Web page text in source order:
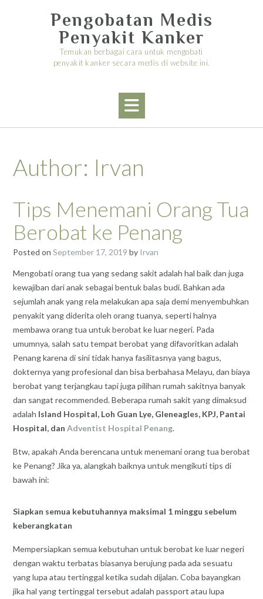
Pengobatan Medis
Penyakit Kanker
Temukan berbagai cara untuk mengobati
penyakit kanker secara medis di website ini.
Author: Irvan
Tips Menemani Orang Tua
Berobat ke Penang
Posted on September 17, 2019 by Irvan
Mengobati orang tua yang sedang sakit adalah hal baik dan juga
kewajiban dari anak sebagai bentuk balas budi. Bahkan ada
sejumlah anak yang rela melakukan apa saja demi menyembuhkan
penyakit yang diderita oleh orang tuanya, seperti halnya
membawa orang tua untuk berobat ke luar negeri. Pada
umumnya, salah satu tempat berobat yang difavoritkan adalah
Penang karena di sini tidak hanya fasilitasnya yang bagus,
dokternya yang profesional dan bisa berbahasa Melayu, dan biaya
berobat yang terjangkau tapi juga pilihan rumah sakitnya banyak
dan sangat recommended. Beberapa rumah sakit yang dimaksud
adalah Island Hospital, Loh Guan Lye, Gleneagles, KPJ, Pantai
Hospital, dan Adventist Hospital Penang.
Btw, apakah Anda berencana untuk menemani orang tua berobat
ke Penang? Jika ya, alangkah baiknya untuk mengikuti tips di
bawah ini:
Siapkan semua kebutuhannya maksimal 1 minggu sebelum
keberangkatan
Mempersiapkan semua kebutuhan untuk berobat ke luar negeri
dengan waktu terbatas biasanya berujung pada ada sesuatu
yang lupa atau tertinggal ketika sudah dijalan. Coba bayangkan
jika hal yang tertinggal tersebut adalah passport atau lupa